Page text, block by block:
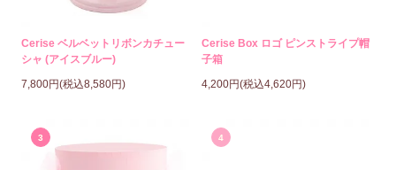
Cerise ベルベットリボンカチュー
シャ (アイスブルー)
7,800円(税込8,580円)
Cerise Box ロゴ ピンストライプ帽
子箱
4,200円(税込4,620円)
3 4